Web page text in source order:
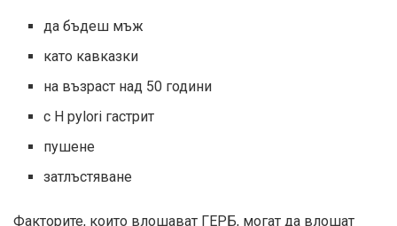
да бъдеш мъж
като кавказки
на възраст над 50 години
с H pylori гастрит
пушене
затлъстяване
Факторите, които влошават ГЕРБ, могат да влошат